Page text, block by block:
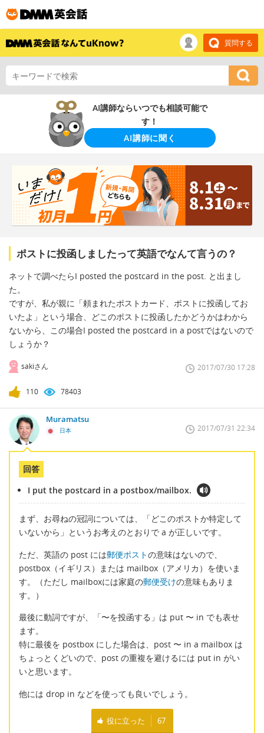
質問する
AI講師ならいつでも相談可能で
す！
AI講師に聞く
ポストに投函しましたって英語でなんて言うの？
ネットで調べたらI posted the postcard in the post. と出まし
た。
ですが、私が親に「頼まれたポストカード、ポストに投函してお
いたよ」という場合、どこのポストに投函したかどうかはわから
ないから、この場合I posted the postcard in a postではないので
しょうか？
sakiさん 2017/07/30 17:28
110 78403
Muramatsu
日本 2017/07/31 22:34
回答
I put the postcard in a postbox/mailbox.
まず、お尋ねの冠詞については、「どこのポストか特定して
いないから」というお考えのとおりで a が正しいです。
ただ、英語の post には郵便ポストの意味はないので、
postbox（イギリス）または mailbox（アメリカ）を使いま
す。（ただし mailboxには家庭の郵便受けの意味もありま
す。）
最後に動詞ですが、「〜を投函する」は put 〜 in でも表せ
ます。
特に最後を postbox にした場合は、post 〜 in a mailbox は
ちょっとくどいので、post の重複を避けるには put in がい
いと思います。
他には drop in などを使っても良いでしょう。
役に立った 67